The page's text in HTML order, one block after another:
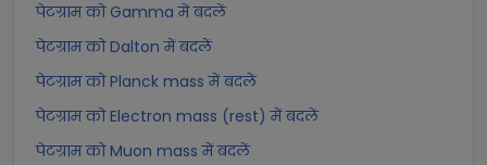
पेटग्राम को Gamma में बदलें
पेटग्राम को Dalton में बदलें
पेटग्राम को Planck mass में बदलें
पेटग्राम को Electron mass (rest) में बदलें
पेटग्राम को Muon mass में बदलें